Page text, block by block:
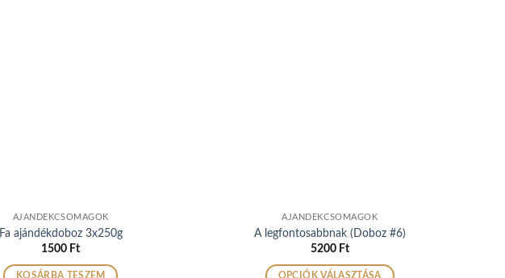
AJÁNDÉKCSOMAGOK
Fa ajándékdoboz 3x250g
1500 Ft
KOSÁRBA TESZEM
AJÁNDÉKCSOMAGOK
A legfontosabbnak (Doboz #6)
5200 Ft
OPCIÓK VÁLASZTÁSA